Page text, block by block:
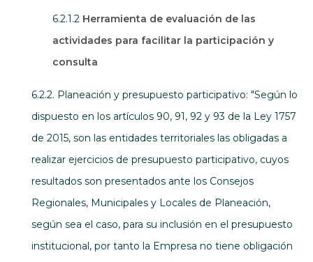
6.2.1.2 Herramienta de evaluación de las
actividades para facilitar la participación y
consulta
6.2.2. Planeación y presupuesto participativo: "Según lo
dispuesto en los artículos 90, 91, 92 y 93 de la Ley 1757
de 2015, son las entidades territoriales las obligadas a
realizar ejercicios de presupuesto participativo, cuyos
resultados son presentados ante los Consejos
Regionales, Municipales y Locales de Planeación,
según sea el caso, para su inclusión en el presupuesto
institucional, por tanto la Empresa no tiene obligación